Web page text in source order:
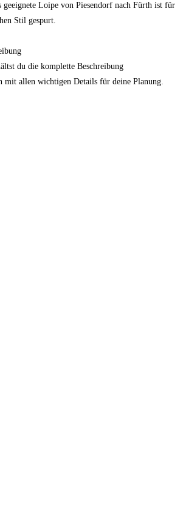
geeignete Loipe von Piesendorf nach Fürth ist für
Stil gespurt.
du die komplette Beschreibung
mit allen wichtigen Details für deine Planung.